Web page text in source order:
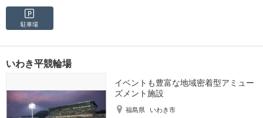
駐車場
いわき平競輪場
イベントも豊富な地域密着型アミュー
ズメント施設
福島県 いわき市